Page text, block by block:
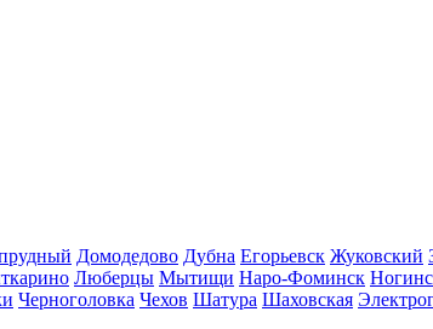
Домодедово Дубна Егорьевск Жуковский
Люберцы Мытищи Наро-Фоминск
Черноголовка Чехов Шатура Шаховская